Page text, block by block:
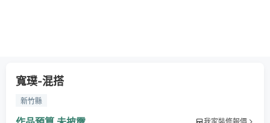
寬璞-混搭
新竹縣